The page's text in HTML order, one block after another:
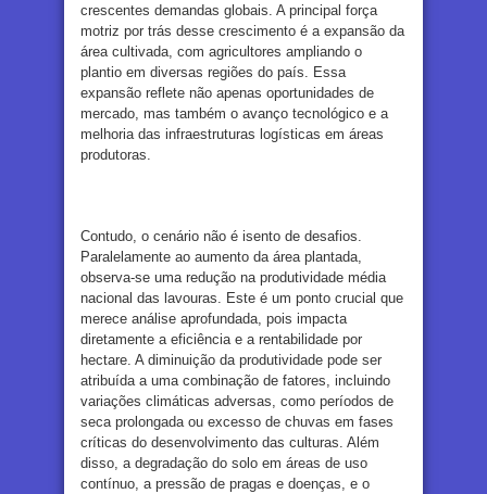
crescentes demandas globais. A principal força
motriz por trás desse crescimento é a expansão da
área cultivada, com agricultores ampliando o
plantio em diversas regiões do país. Essa
expansão reflete não apenas oportunidades de
mercado, mas também o avanço tecnológico e a
melhoria das infraestruturas logísticas em áreas
produtoras.
Contudo, o cenário não é isento de desafios.
Paralelamente ao aumento da área plantada,
observa-se uma redução na produtividade média
nacional das lavouras. Este é um ponto crucial que
merece análise aprofundada, pois impacta
diretamente a eficiência e a rentabilidade por
hectare. A diminuição da produtividade pode ser
atribuída a uma combinação de fatores, incluindo
variações climáticas adversas, como períodos de
seca prolongada ou excesso de chuvas em fases
críticas do desenvolvimento das culturas. Além
disso, a degradação do solo em áreas de uso
contínuo, a pressão de pragas e doenças, e o